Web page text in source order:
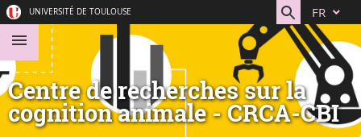
au
directs
UNIVERSITÉ DE TOULOUSE FR
Centre de recherches sur la
cognition animale - CRCA-CBI